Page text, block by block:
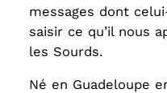
messages dont
saisir ce qu’il nous
les Sourds.
Né en Guadeloupe